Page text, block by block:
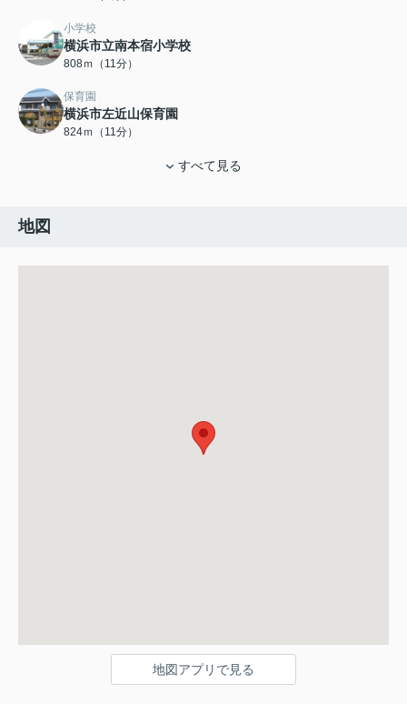
小学校
横浜市立南本宿小学校
808ｍ（11分）
保育園
横浜市左近山保育園
824ｍ（11分）
すべて見る
地図
地図アプリで見る